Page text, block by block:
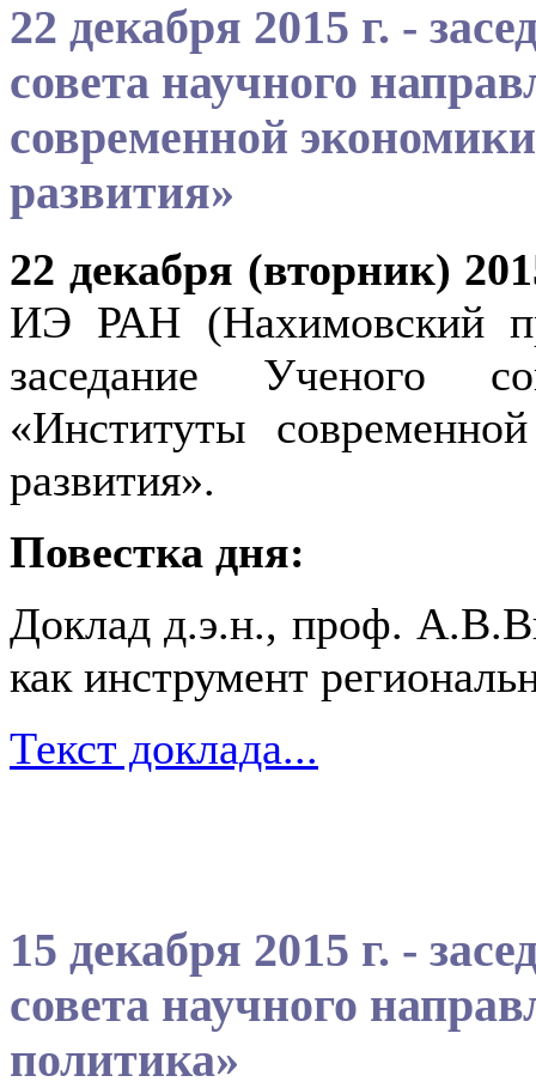
22 декабря 2015 г. -
совета научного
современной
развития»
22 декабря (вторник)
ИЭ РАН (Нахимовский
заседание Ученого
«Институты
развития».
Повестка дня:
Доклад д.э.н., проф.
как инструмент
Текст доклада...
15 декабря 2015 г. -
совета научного
политика»